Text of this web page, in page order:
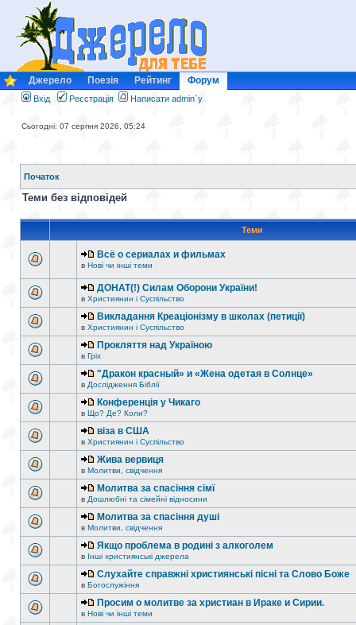
Джерело Поезія Рейтинг Форум
Вхід Реєстрація Написати admin`у
Сьогодні: 07 серпня 2026, 05:24
Початок
Теми без відповідей
Теми
Всё о сериалах и фильмах
в Нові чи інші теми
ДОНАТ(!) Силам Оборони України!
в Християнин і Суспільство
Викладання Креаціонізму в школах (петиції)
в Християнин і Суспільство
Прокляття над Україною
в Гріх
"Дракон красный» и «Жена одетая в Солнце»
в Дослідження Біблії
Конференція у Чикаго
в Що? Де? Коли?
віза в США
в Християнин і Суспільство
Жива вервиця
в Молитви, свідчення
Молитва за спасіння сімї
в Дошлюбні та сімейні відносини
Молитва за спасіння душі
в Молитви, свідчення
Якщо проблема в родині з алкоголем
в Інші християнські джерела
Слухайте справжні християнські пісні та Слово Боже
в Богослужіння
Просим о молитве за христиан в Ираке и Сирии.
в Нові чи інші теми